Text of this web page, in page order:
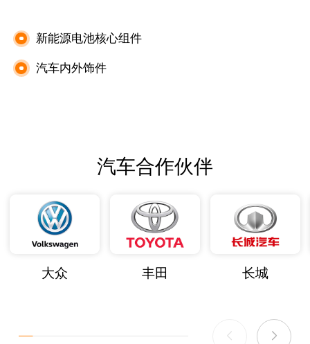
新能源电池核心组件
汽车内外饰件
汽车合作伙伴
大众 丰田 长城